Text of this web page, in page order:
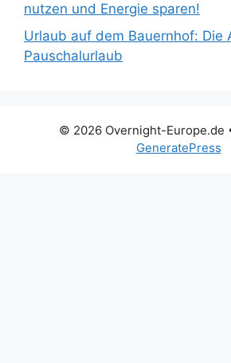
nutzen und Energie sparen!
Urlaub auf dem Bauernhof: Die
Pauschalurlaub
© 2026 Overnight-Europe.de
GeneratePress